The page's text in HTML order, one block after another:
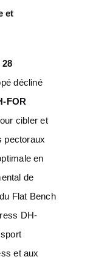
et
décliné
FOR
cibler et
pectoraux
en
de
Flat Bench
DH-
et aux